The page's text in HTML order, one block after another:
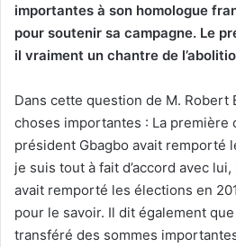
importantes à son homologue
pour soutenir sa campagne. Le
il vraiment un chantre de
Dans cette question de M. Robert
choses importantes : La première
président Gbagbo avait remporté
je suis tout à fait d’accord avec
avait remporté les élections en
pour le savoir. Il dit également
transféré des sommes